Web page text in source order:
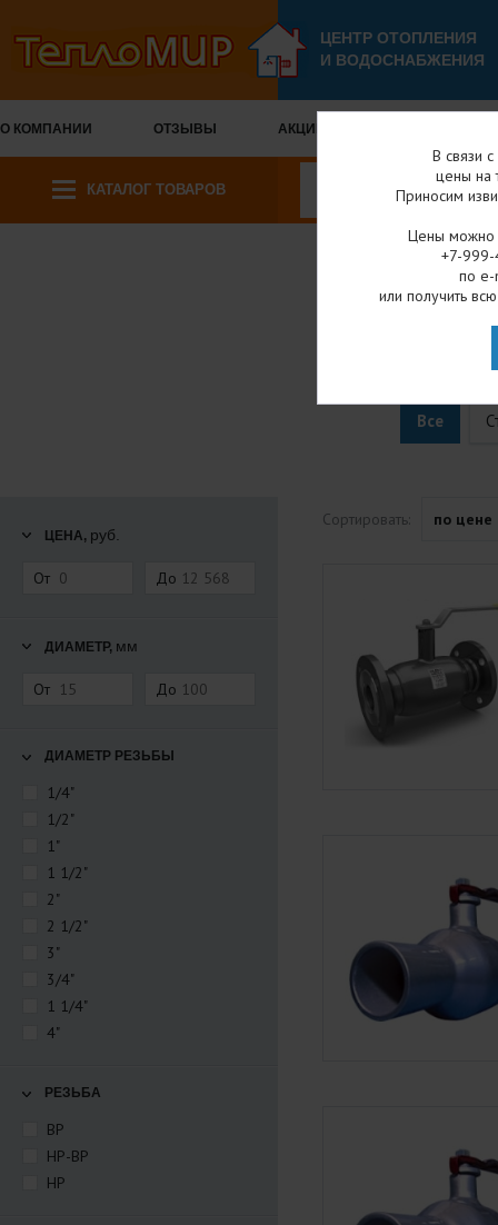
ЦЕНТР ОТОПЛЕНИЯ
И ВОДОСНАБЖЕНИЯ
О КОМПАНИИ ОТЗЫВЫ АКЦИИ И СКИДКИ
КАТАЛОГ ТОВАРОВ
Все
ЦЕНА, руб.
От До
ДИАМЕТР, мм
От До
ДИАМЕТР РЕЗЬБЫ
1/4"
1/2"
1"
1 1/2"
2"
2 1/2"
3"
3/4"
1 1/4"
4"
РЕЗЬБА
ВР
НР-ВР
НР
Сортировать: по цене
В связи
цены на
Приносим
Цены можно
+7-
по
или получить